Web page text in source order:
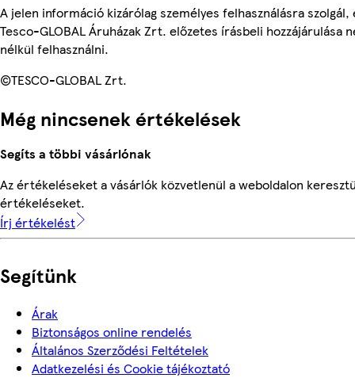
A jelen információ kizárólag személyes felhasználásra
Tesco-GLOBAL Áruházak Zrt. előzetes írásbeli hozzájárulása
nélkül felhasználni.
©TESCO-GLOBAL Zrt.
Még nincsenek értékelések
Segíts a többi vásárlónak
Az értékeléseket a vásárlók közvetlenül a weboldalon
értékeléseket.
Írj értékelést
Segítünk
Árak
Biztonságos online rendelés
Általános Szerződési Feltételek
Adatkezelési és Cookie tájékoztató